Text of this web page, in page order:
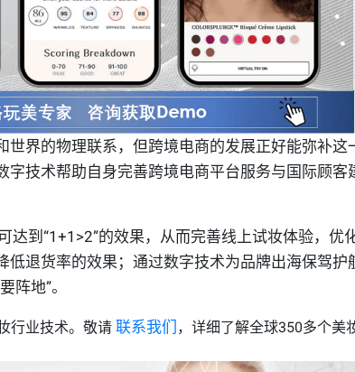
世界的物理联系，但跨境电商的发展正好能弥补这
字技术帮助自身完善跨境电商平台服务与国际顾客
达到“1 +1>2”的效果，从而完善线上试妆体验，优
低退货率的效果；通过数字技术为品牌出海保驾护
阵地”。
行业技术。敬请 联系我们 ，详细了解全球350多个美